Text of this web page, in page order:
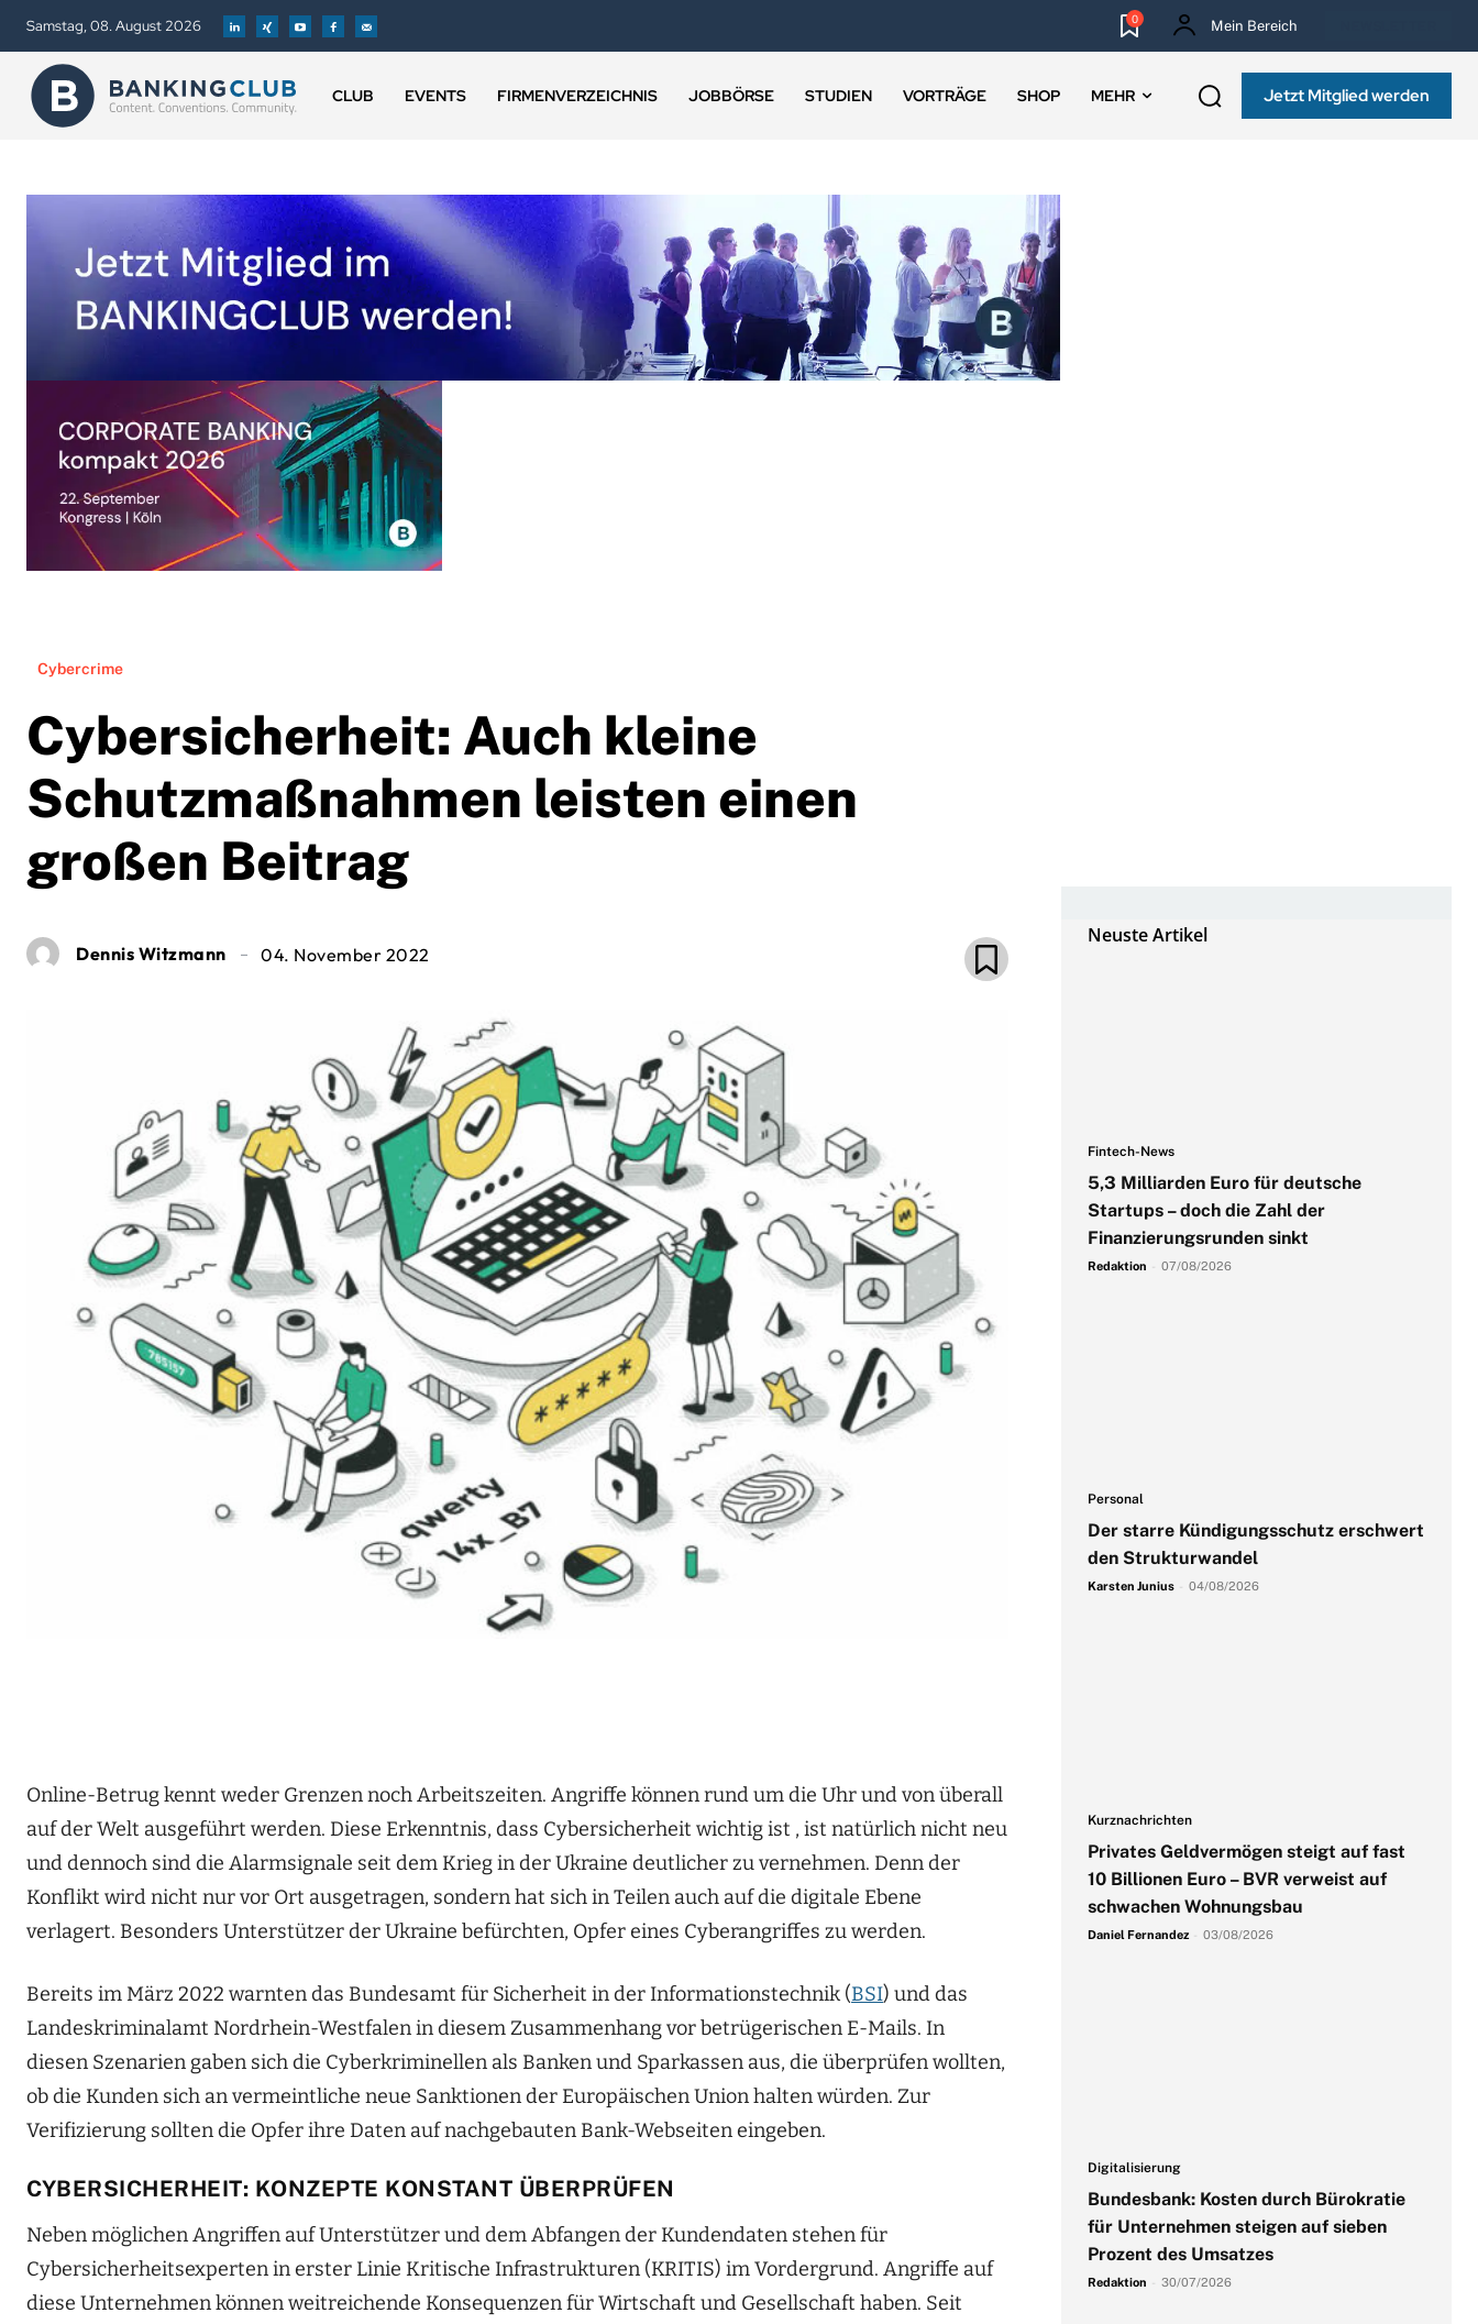
Samstag, 08. August 2026 0 Mein Bereich
CLUB EVENTS FIRMENVERZEICHNIS JOBBÖRSE STUDIEN VORTRÄGE SHOP MEHR Jetzt Mitglied werden
Cybercrime
Cybersicherheit: Auch kleine
Schutzmaßnahmen leisten einen
großen Beitrag
Dennis Witzmann 04. November 2022
Online-Betrug kennt weder Grenzen noch Arbeitszeiten. Angriffe können rund um die Uhr und von überall
auf der Welt ausgeführt werden. Diese Erkenntnis, dass Cybersicherheit wichtig ist , ist natürlich nicht neu
und dennoch sind die Alarmsignale seit dem Krieg in der Ukraine deutlicher zu vernehmen. Denn der
Konflikt wird nicht nur vor Ort ausgetragen, sondern hat sich in Teilen auch auf die digitale Ebene
verlagert. Besonders Unterstützer der Ukraine befürchten, Opfer eines Cyberangriffes zu werden.
Bereits im März 2022 warnten das Bundesamt für Sicherheit in der Informationstechnik (BSI) und das
Landeskriminalamt Nordrhein-Westfalen in diesem Zusammenhang vor betrügerischen E-Mails. In
diesen Szenarien gaben sich die Cyberkriminellen als Banken und Sparkassen aus, die überprüfen wollten,
ob die Kunden sich an vermeintliche neue Sanktionen der Europäischen Union halten würden. Zur
Verifizierung sollten die Opfer ihre Daten auf nachgebauten Bank-Webseiten eingeben.
CYBERSICHERHEIT: KONZEPTE KONSTANT ÜBERPRÜFEN
Neben möglichen Angriffen auf Unterstützer und dem Abfangen der Kundendaten stehen für
Cybersicherheitsexperten in erster Linie Kritische Infrastrukturen (KRITIS) im Vordergrund. Angriffe auf
diese Unternehmen können weitreichende Konsequenzen für Wirtschaft und Gesellschaft haben. Seit
Neuste Artikel
Fintech-News
5,3 Milliarden Euro für deutsche
Startups – doch die Zahl der
Finanzierungsrunden sinkt
Redaktion 07/08/2026
Personal
Der starre Kündigungsschutz erschwert
den Strukturwandel
Karsten Junius 04/08/2026
Kurznachrichten
Privates Geldvermögen steigt auf fast
10 Billionen Euro – BVR verweist auf
schwachen Wohnungsbau
Daniel Fernandez 03/08/2026
Digitalisierung
Bundesbank: Kosten durch Bürokratie
für Unternehmen steigen auf sieben
Prozent des Umsatzes
Redaktion 30/07/2026